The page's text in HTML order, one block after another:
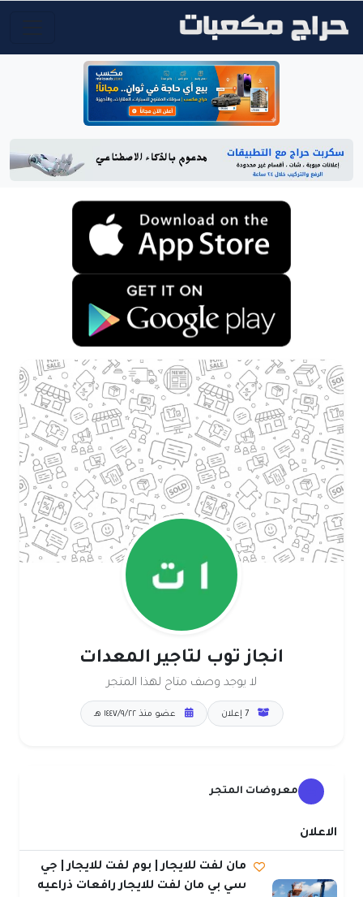
انجاز توب لتاجير المعدات
لا يوجد وصف متاح لهذا المتجر
7 إعلان عضو منذ ٢٢‏/٩‏/١٤٤٧ هـ
معروضات المتجر
الاعلان
مان لفت للايجار | بوم لفت للايجار | جي
سي بي مان لفت للايجار رافعات ذراعيه